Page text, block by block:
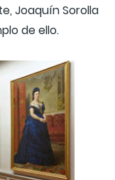
Joaquín Sorolla
de ello.